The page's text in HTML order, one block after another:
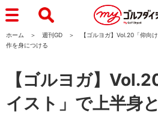
ホーム 週刊GD
【ゴルヨガ】Vol.20「仰向
作を身につける
【ゴルヨガ】
イスト」で上半身